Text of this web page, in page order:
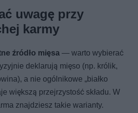
uwagę przy
karmy
źródło mięsa — warto wybierać
deklarują mięso (np. królik,
a nie ogólnikowe „białko
większą przejrzystość składu. W
znajdziesz takie warianty.